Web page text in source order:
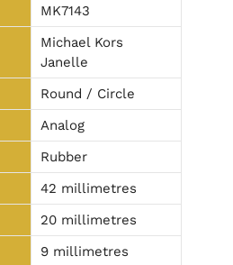
MK7143
Michael Kors
Janelle
Round / Circle
Analog
Rubber
42 millimetres
20 millimetres
9 millimetres